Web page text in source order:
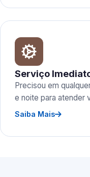
Serviço
Precisou em
e noite para atender
Saiba Mais